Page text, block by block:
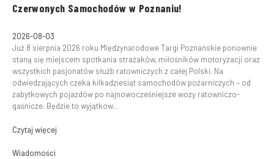
Czerwonych Samochodów w Poznaniu!
2026-08-03
Już 8 sierpnia 2026 roku Międzynarodowe Targi Poznańskie ponownie
staną się miejscem spotkania strażaków, miłośników motoryzacji oraz
wszystkich pasjonatów służb ratowniczych z całej Polski. Na
odwiedzających czeka kilkadziesiąt samochodów pożarniczych – od
zabytkowych pojazdów po najnowocześniejsze wozy ratowniczo-
gaśnicze. Będzie to wyjątkow...
Czytaj więcej
Wiadomości